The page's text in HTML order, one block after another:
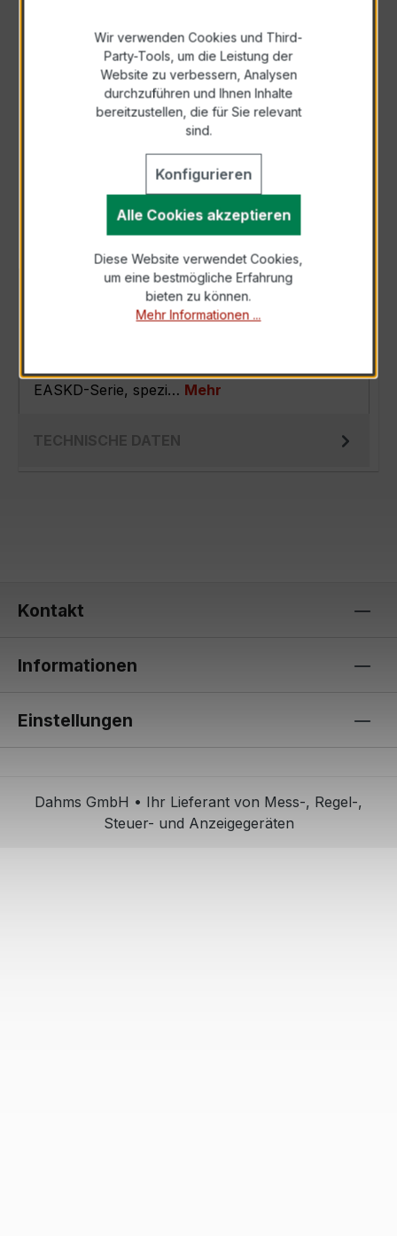
Zur Sammelanfrage hinzufügen
Anfrage telefonisch
Als PDF exportieren
Der EASKD 31.8 3x300/1A 5VA Kl.0,5 ist ein
Verrechnungsstromwandler der bewährten
EASKD-Serie, spezi… Mehr
TECHNISCHE DATEN
Kontakt
Informationen
Einstellungen
Dahms GmbH • Ihr Lieferant von Mess-, Regel-,
Steuer- und Anzeigegeräten
Wir verwenden Cookies und Third-
Party-Tools, um die Leistung der
Website zu verbessern, Analysen
durchzuführen und Ihnen Inhalte
bereitzustellen, die für Sie relevant
sind.
Konfigurieren
Alle Cookies akzeptieren
Diese Website verwendet Cookies,
um eine bestmögliche Erfahrung
bieten zu können.
Mehr Informationen ...